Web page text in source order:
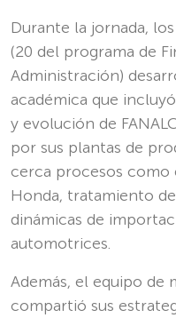
Durante la jornada,
(20 del programa de
Administración)
académica que
y evolución de
por sus plantas de
cerca procesos como
Honda, tratamiento
dinámicas de
automotrices.
Además, el equipo de
compartió sus